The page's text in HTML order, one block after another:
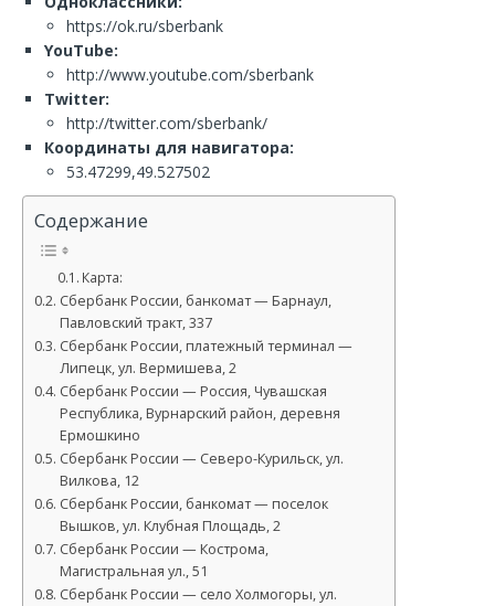
https://ok.ru/sberbank
YouTube:
http://www.youtube.com/sberbank
Twitter:
http://twitter.com/sberbank/
Координаты для навигатора:
53.47299,49.527502
Содержание
Карта:
Сбербанк России, банкомат — Барнаул,
Павловский тракт, 337
Сбербанк России, платежный терминал —
Липецк, ул. Вермишева, 2
Сбербанк России — Россия, Чувашская
Республика, Вурнарский район, деревня
Ермошкино
Сбербанк России — Северо-Курильск, ул.
Вилкова, 12
Сбербанк России, банкомат — поселок
Вышков, ул. Клубная Площадь, 2
Сбербанк России — Кострома,
Магистральная ул., 51
Сбербанк России — село Холмогоры, ул.